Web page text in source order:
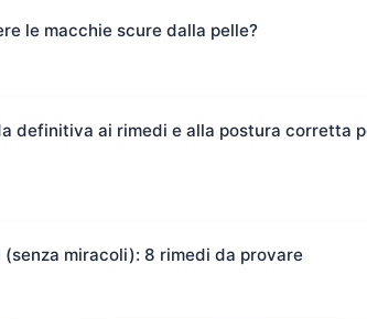
le macchie scure dalla pelle?
definitiva ai rimedi e alla postura corretta
miracoli): 8 rimedi da provare